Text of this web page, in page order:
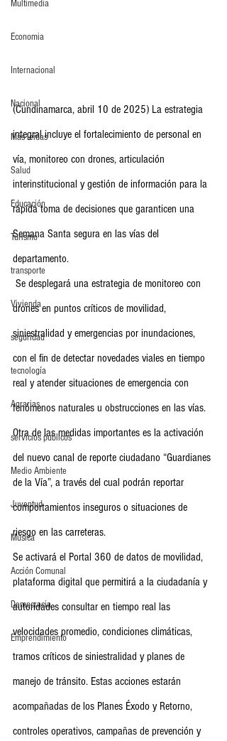
Multimedia
Economia
Internacional
Nacional
Más leídas
Salud
Educación
Turismo
transporte
Vivienda
seguridad
tecnología
Agrarias
servicios publicos
Medio Ambiente
Juventud
Música
Acción Comunal
Democracia
Emprendimiento
(Cundinamarca, abril 10 de 2025) La estrategia
integral incluye el fortalecimiento de personal en
vía, monitoreo con drones, articulación
interinstitucional y gestión de información para la
rápida toma de decisiones que garanticen una
Semana Santa segura en las vías del
departamento.
drones en puntos críticos de movilidad,
siniestralidad y emergencias por inundaciones,
con el fin de detectar novedades viales en tiempo
real y atender situaciones de emergencia con
fenómenos naturales u obstrucciones en las vías.
Otra de las medidas importantes es la activación
del nuevo canal de reporte ciudadano “Guardianes
de la Vía”, a través del cual podrán reportar
comportamientos inseguros o situaciones de
riesgo en las carreteras.
Se activará el Portal 360 de datos de movilidad,
plataforma digital que permitirá a la ciudadanía y
autoridades consultar en tiempo real las
velocidades promedio, condiciones climáticas,
tramos críticos de siniestralidad y planes de
manejo de tránsito. Estas acciones estarán
acompañadas de los Planes Éxodo y Retorno,
controles operativos, campañas de prevención y